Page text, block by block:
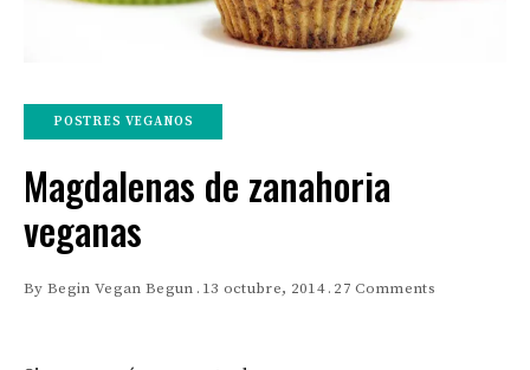
POSTRES VEGANOS
Magdalenas de zanahoria
veganas
By Begin Vegan Begun 13 octubre, 2014 27 Comments